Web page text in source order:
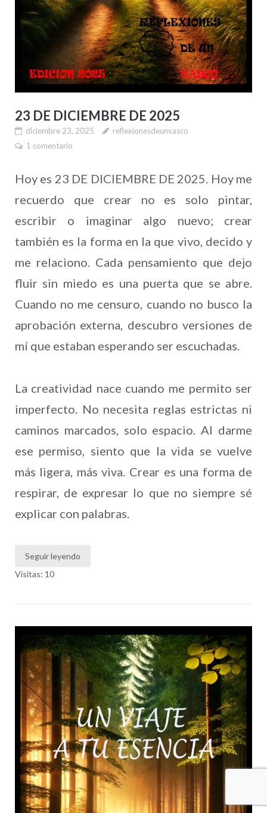
23 DE DICIEMBRE DE 2025
diciembre 23, 2025
reflexionesdeunvasco
1 comentario
Hoy es 23 DE DICIEMBRE DE 2025. Hoy me
recuerdo que crear no es solo pintar,
escribir o imaginar algo nuevo; crear
también es la forma en la que vivo, decido y
me relaciono. Cada pensamiento que dejo
fluir sin miedo es una puerta que se abre.
Cuando no me censuro, cuando no busco la
aprobación externa, descubro versiones de
mí que estaban esperando ser escuchadas.
La creatividad nace cuando me permito ser
imperfecto. No necesita reglas estrictas ni
caminos marcados, solo espacio. Al darme
ese permiso, siento que la vida se vuelve
más ligera, más viva. Crear es una forma de
respirar, de expresar lo que no siempre sé
explicar con palabras.
Seguir leyendo
Visitas: 10